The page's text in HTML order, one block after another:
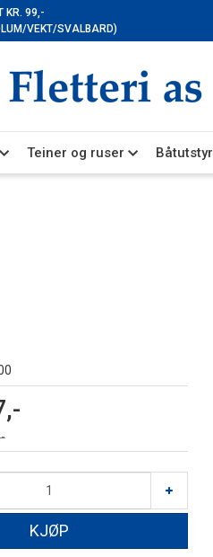
KR. 99,-
VEKT/SVALBARD)
Teiner og ruser Båtutstyr
KJØP